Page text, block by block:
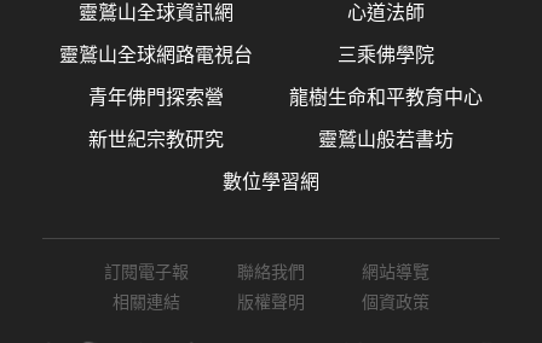
靈鷲山全球資訊網 心道法師
靈鷲山全球網路電視台 三乘佛學院
青年佛門探索營 龍樹生命和平教育中心
新世紀宗教研究 靈鷲山般若書坊
數位學習網
訂閱電子報 聯絡我們
網站導覽
相關連結
版權聲明 個資政策